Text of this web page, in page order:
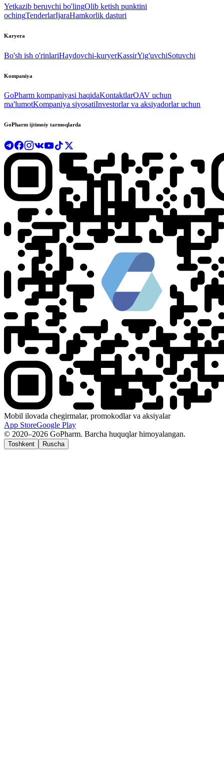
Yetkazib beruvchi bo'lingOlib ketish punktini
ochingTenderlarIjaraHamkorlik dasturi
Karyera
Bo'sh ish o'rinlariHaydovchi-kuryerKassirYig'uvchiSotuvchi
Kompaniya
GoPharm kompaniyasi haqidaKontaktlarOAV uchun
ma'lumotKompaniya siyosatiInvestorlar va aksiyadorlar uchun
GoPharm ijtimoiy tarmoqlarda
Mobil ilovada chegirmalar, promokodlar va aksiyalar
App StoreGoogle Play
© 2020–2026 GoPharm. Barcha huquqlar himoyalangan.
Toshkent Ruscha